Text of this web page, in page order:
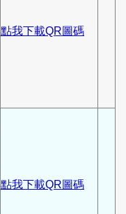
點我下載QR圖碼
點我下載QR圖碼